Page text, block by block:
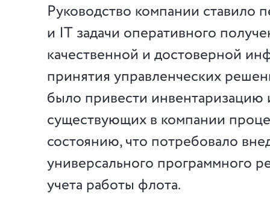
Руководство компании ставило
и IT задачи оперативного
качественной и достоверной
принятия управленческих
было привести
существующих в компании
состоянию, что потребовало
универсального программного
учета работы флота.